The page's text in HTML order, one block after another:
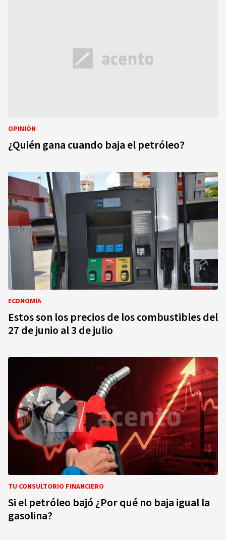
OPINIÓN
¿Quién gana cuando baja el petróleo?
ECONOMÍA
Estos son los precios de los combustibles del
27 de junio al 3 de julio
TU CONSULTORIO FINANCIERO
Si el petróleo bajó ¿Por qué no baja igual la
gasolina?